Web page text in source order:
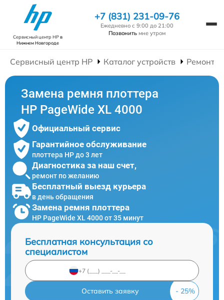
Сервисный центр HPв
Нижнем Новгороде
+7 (831) 231-09-76
Ежедневно с 9:00 до 21:00
Позвонить мне утром
Сервисный центр HP Каталог устройств Ремонт
Замена ремня плоттера
HP PageWide XL 4000
Официальный сервис
Гарантийное обслуживание
плоттера HP до 3 лет
Диагностика за наш счет,
ремонт по желанию
Бесплатный выезд курьера
в день обращения
Замена ремня плоттера
HP PageWide XL 4000 от 35 минут
Бесплатная консультация со
специалистом
Оставить заявку